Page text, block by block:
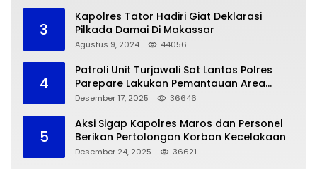
3
Kapolres Tator Hadiri Giat Deklarasi
Pilkada Damai Di Makassar
Agustus 9, 2024 44056
4
Patroli Unit Turjawali Sat Lantas Polres
Parepare Lakukan Pemantauan Area
Larangan Parkir
Desember 17, 2025 36646
5
Aksi Sigap Kapolres Maros dan Personel
Berikan Pertolongan Korban Kecelakaan
Desember 24, 2025 36621